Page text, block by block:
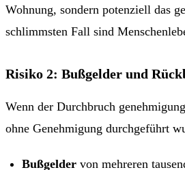
Wohnung, sondern potenziell das
schlimmsten Fall sind
Risiko 2: Bußgelder und
Wenn der Durchbruch
ohne Genehmigung durchgeführt
Bußgelder von mehreren